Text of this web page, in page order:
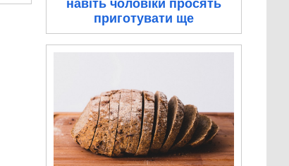
навіть чоловіки просять
приготувати ще